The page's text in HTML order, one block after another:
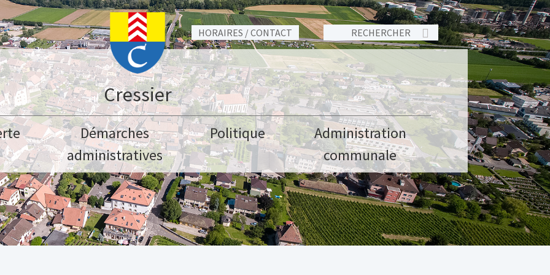
HORAIRES / CONTACT
Cressier
Démarches
administratives
Politique
Administration
communale